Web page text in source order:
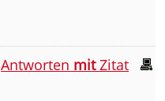
Antworten mitZitat